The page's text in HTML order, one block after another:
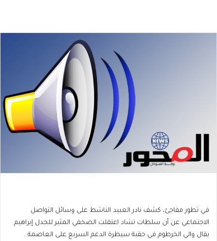
في تطور مفاجئ، كشف نادر العبيد الناشط على وسائل التواصل
الاجتماعي عن أن سلطات تشاد اعتقلت الصحفي المثير للجدل إبراهيم
بقال والي الخرطوم في حقبة سيطرة الدعم السريع على العاصمة .